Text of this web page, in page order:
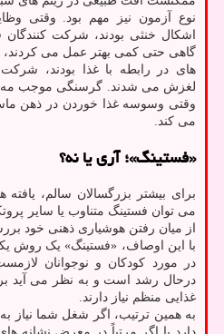
نوع آزمون نیز مهم بود. وقتی
اشکال خنثی بودند، شرکت
گاهی حتی کمی بهتر عمل می کردند،
های در رابطه با غذا بودند،
لغزش می شدند. گرسنگی موجب مه
وقتی وسوسه غذا خوردن در ذهن
می کند.
«فستینگ»؛ آری یا نه؟
برای بیشتر بزرگسالان سالم،
می توان فستینگ متناوب یا سایر
از میان رفتن هوشیاری ذهنی خود
با این اوصاف، «فستینگ» یک روش
در مورد کودکان و نوجوانان
درحال رشد است و به نظر می آید
غذایی منظم نیاز دارند.
به همین ترتیب، اگر شغل شما نیاز